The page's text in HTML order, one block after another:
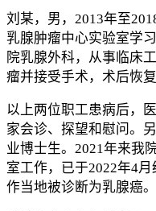
刘某，男，2013年至
乳腺肿瘤中心实验室学
院乳腺外科，从事临床
瘤并接受手术，术后恢复
以上两位职工患病后，
家会诊、探望和慰问。
业博士生。2021年来我
室工作，已于2022年4
作当地被诊断为乳腺癌。